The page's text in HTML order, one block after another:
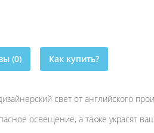
(0) Как купить?
свет от английского
освещение, а также украсят